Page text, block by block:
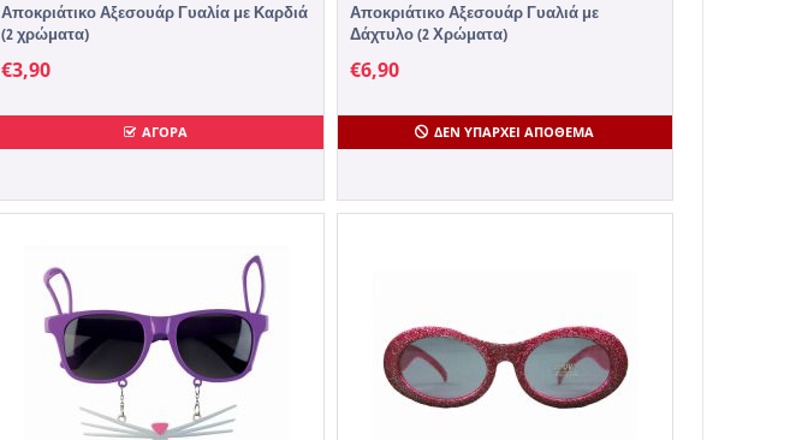
Αποκριάτικο Αξεσουάρ Γυαλία με Καρδιά
(2 χρώματα)
€3,90
ΑΓΟΡΑ
Αποκριάτικο Αξεσουάρ Γυαλιά με
Δάχτυλο (2 Χρώματα)
€6,90
ΔΕΝ ΥΠΆΡΧΕΙ ΑΠΌΘΕΜΑ